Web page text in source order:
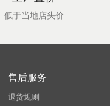
低于当地店头价
售后服务
退货规则